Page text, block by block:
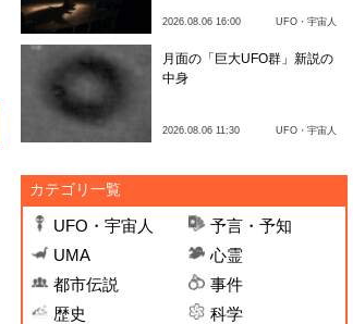
2026.08.06 16:00 UFO・宇宙人
月面の「巨大UFO群」新説の
中身
2026.08.06 11:30 UFO・宇宙人
カテゴリ一覧
UFO・宇宙人
予言・予知
UMA
心霊
都市伝説
事件
歴史
科学